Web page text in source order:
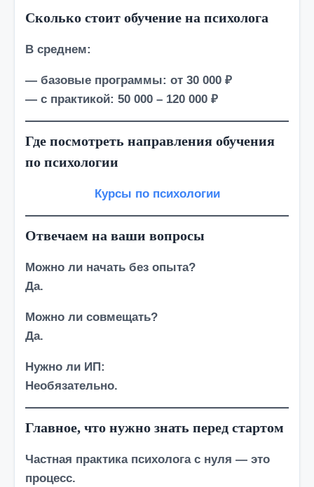
Сколько стоит обучение на психолога
В среднем:
— базовые программы: от 30 000 ₽
— с практикой: 50 000 – 120 000 ₽
Где посмотреть направления обучения
по психологии
Курсы по психологии
Отвечаем на ваши вопросы
Можно ли начать без опыта?
Да.
Можно ли совмещать?
Да.
Нужно ли ИП:
Необязательно.
Главное, что нужно знать перед стартом
Частная практика психолога с нуля — это
процесс.